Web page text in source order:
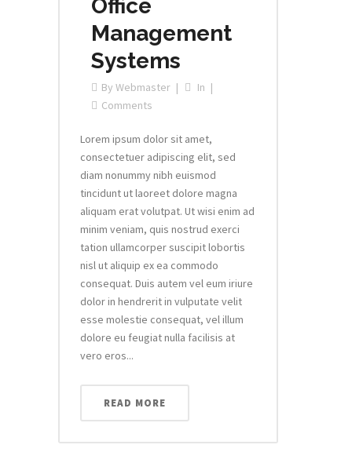
Office
Management
Systems
By Webmaster
In
Comments
Lorem ipsum dolor sit amet,
consectetuer adipiscing elit, sed
diam nonummy nibh euismod
tincidunt ut laoreet dolore magna
aliquam erat volutpat. Ut wisi enim ad
minim veniam, quis nostrud exerci
tation ullamcorper suscipit lobortis
nisl ut aliquip ex ea commodo
consequat. Duis autem vel eum iriure
dolor in hendrerit in vulputate velit
esse molestie consequat, vel illum
dolore eu feugiat nulla facilisis at
vero eros...
READ MORE